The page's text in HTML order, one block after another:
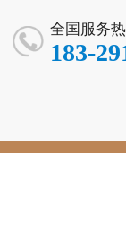
全国服务热
183-